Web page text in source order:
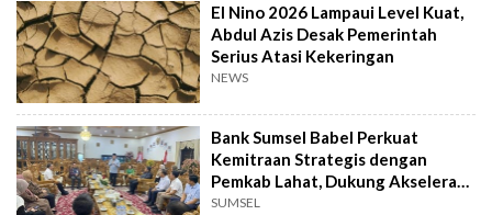
El Nino 2026 Lampaui Level Kuat,
Abdul Azis Desak Pemerintah
Serius Atasi Kekeringan
NEWS
Bank Sumsel Babel Perkuat
Kemitraan Strategis dengan
Pemkab Lahat, Dukung Akselerasi
Ekonomi Daerah
SUMSEL